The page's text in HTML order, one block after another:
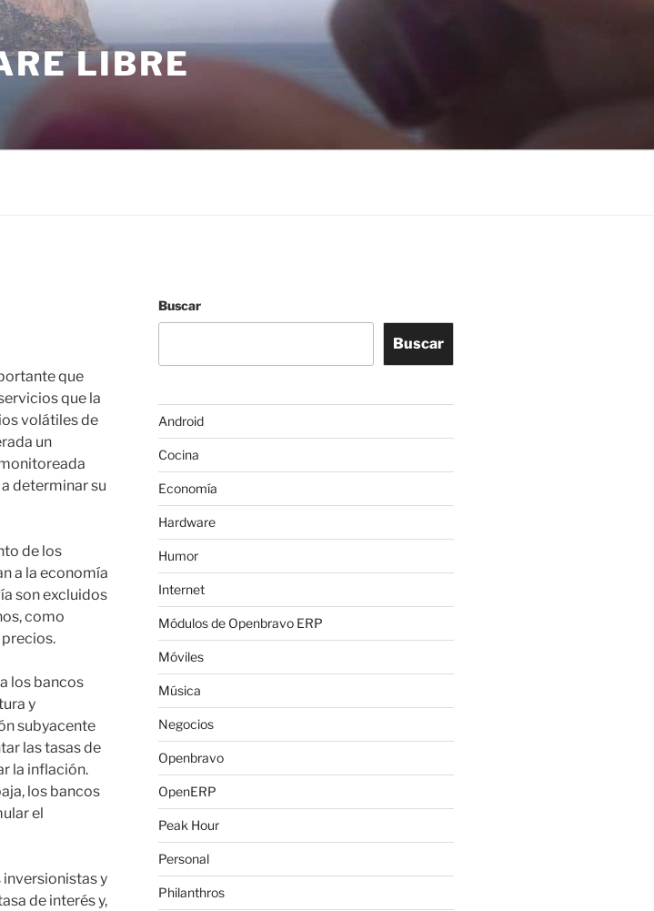
LIBRE
que
que la
volátiles de
un
determinar su
de los
a la economía
son excluidos
como
los bancos
y
subyacente
las tasas de
la inflación.
los bancos
el
y
de interés y,
Buscar
Buscar
Android
Cocina
Economía
Hardware
Humor
Internet
Módulos de Openbravo ERP
Móviles
Música
Negocios
Openbravo
OpenERP
Peak Hour
Personal
Philanthros